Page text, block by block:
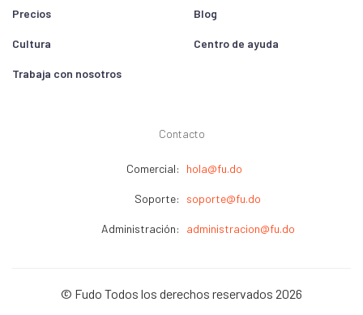
Precios
Cultura
Trabaja con nosotros
Blog
Centro de ayuda
Contacto
Comercial: hola@fu.do
Soporte: soporte@fu.do
Administración: administracion@fu.do
© Fudo Todos los derechos reservados 2026